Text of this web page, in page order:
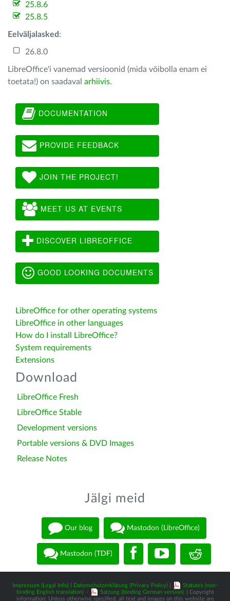
25.8.6
25.8.5
Eelväljalasked :
26.8.0
LibreOffice'i vanemad versioonid (mida võibolla enam ei
toetata!) on saadaval arhiivis.
DOCUMENTATION
PROVIDE FEEDBACK
JOIN THE PROJECT!
MEET US AT EVENTS
DISCOVER LIBREOFFICE
GOOD LOOKING DOCUMENTS
LibreOffice for other operating systems
LibreOffice in other languages
How do I install LibreOffice?
System requirements
Extensions
Download
LibreOffice Fresh
LibreOffice Stable
Development versions
Portable versions & DVD Images
Release Notes
Jälgi meid
Our blog Mastodon (LibreOffice)
Mastodon (TDF)
Impressum (Legal Info) Datenschutzerklärung (Privacy Policy)
Statutes (non-
binding English translation) - Satzung (binding German version)
| Copyright
information: Unless otherwise specified, all text and images on this website are